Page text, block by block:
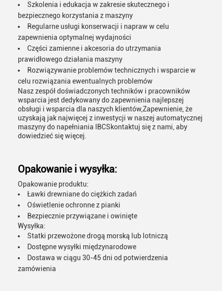
Szkolenia i edukacja w zakresie skutecznego i
bezpiecznego korzystania z maszyny
Regularne usługi konserwacji i napraw w celu
zapewnienia optymalnej wydajności
Części zamienne i akcesoria do utrzymania
prawidłowego działania maszyny
Rozwiązywanie problemów technicznych i wsparcie w
celu rozwiązania ewentualnych problemów
Nasz zespół doświadczonych techników i pracowników
wsparcia jest dedykowany do zapewnienia najlepszej
obsługi i wsparcia dla naszych klientów,Zapewnienie, że
uzyskają jak najwięcej z inwestycji w naszej automatycznej
maszyny do napełniania IBCSkontaktuj się z nami, aby
dowiedzieć się więcej.
Opakowanie i wysyłka:
Opakowanie produktu:
Ławki drewniane do ciężkich zadań
Oświetlenie ochronne z pianki
Bezpiecznie przywiązane i owinięte
Wysyłka:
Statki przewożone drogą morską lub lotniczą
Dostępne wysyłki międzynarodowe
Dostawa w ciągu 30-45 dni od potwierdzenia
zamówienia